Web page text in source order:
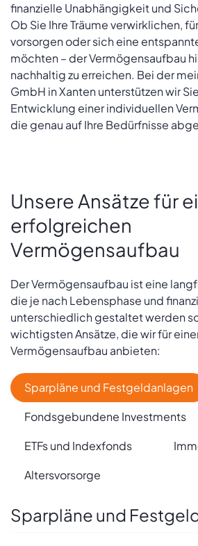
finanzielle Unabhängigkeit und
Ob Sie Ihre Träume verwirklichen,
vorsorgen oder sich eine
möchten – der Vermögensaufbau
nachhaltig zu erreichen. Bei der
GmbH in Xanten unterstützen wir
Entwicklung einer individuellen
die genau auf Ihre Bedürfnisse
Unsere Ansätze für
erfolgreichen
Vermögensaufbau
Der Vermögensaufbau ist eine
die je nach Lebensphase und
unterschiedlich gestaltet werden
wichtigsten Ansätze, die wir für
Vermögensaufbau anbieten:
Sparpläne und Festgeldanlagen
Fondsgebundene Investments
ETFs und Indexfonds
Altersvorsorge
Sparpläne und